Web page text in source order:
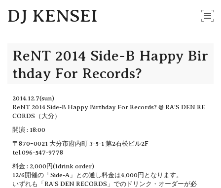
DJ KENSEI
ReNT 2014 Side-B Happy Bir
thday For Records?
2014.12.7(sun)
ReNT 2014 Side-B Happy Birthday For Records? @ RA’S DEN RE
CORDS（大分）
開演 : 18:00
〒870ｰ0021 大分市府内町 3-5-1 第2石松ビル2F
tel.096-547-9778
料金 : 2,000円(1drink order)
12/6開催の「Side-A」との通し料金は4,000円となります。
いずれも「RA’S DEN RECORDS」でのドリンク・オーダーが必